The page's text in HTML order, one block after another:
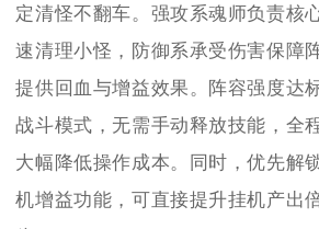
定清怪不翻车。强攻系魂师负责核
速清理小怪，防御系承受伤害保障
提供回血与增益效果。阵容强度达
战斗模式，无需手动释放技能，全
大幅降低操作成本。同时，优先解
机增益功能，可直接提升挂机产出